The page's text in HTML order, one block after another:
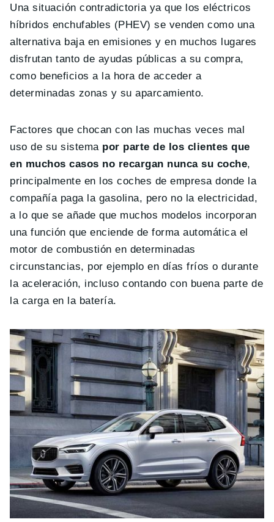
Una situación contradictoria ya que los eléctricos
híbridos enchufables (PHEV) se venden como una
alternativa baja en emisiones y en muchos lugares
disfrutan tanto de ayudas públicas a su compra,
como beneficios a la hora de acceder a
determinadas zonas y su aparcamiento.
Factores que chocan con las muchas veces mal
uso de su sistema por parte de los clientes que
en muchos casos no recargan nunca su coche,
principalmente en los coches de empresa donde la
compañía paga la gasolina, pero no la electricidad,
a lo que se añade que muchos modelos incorporan
una función que enciende de forma automática el
motor de combustión en determinadas
circunstancias, por ejemplo en días fríos o durante
la aceleración, incluso contando con buena parte de
la carga en la batería.